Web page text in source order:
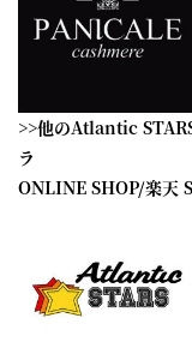
>>他のAtlantic
ラ
ONLINE SHOP/楽天